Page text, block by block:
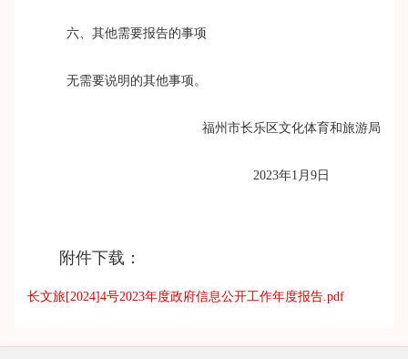
六、其他需要报告的事项
无需要说明的其他事项 。
福州市长乐区文化体育和旅游局
2023年1月9日
附件下载：
长文旅[2024]4号2023年度政府信息公开工作年度报告.pdf